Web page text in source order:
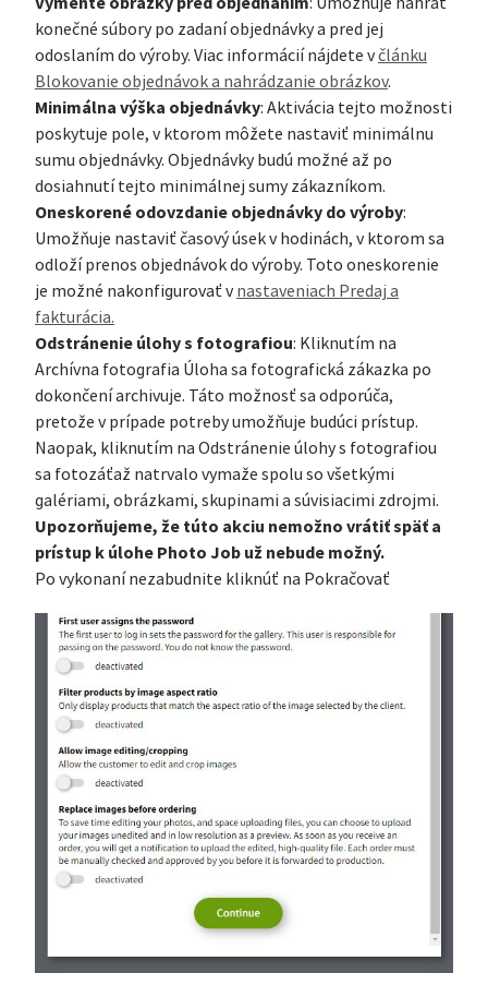
konečné súbory po zadaní objednávky a pred jej
odoslaním do výroby. Viac informácií nájdete včlánku
Blokovanie objednávok a nahrádzanie obrázkov.
Minimálna výška objednávky: Aktivácia tejto možnosti
poskytuje pole, v ktorom môžete nastaviť minimálnu
sumu objednávky. Objednávky budú možné až po
dosiahnutí tejto minimálnej sumy zákazníkom.
Oneskorené odovzdanie objednávky do výroby:
Umožňuje nastaviť časový úsek v hodinách, v ktorom sa
odloží prenos objednávok do výroby. Toto oneskorenie
je možné nakonfigurovať vnastaveniach Predaj a
fakturácia.
Odstránenie úlohy s fotografiou: Kliknutím na
Archívna fotografia Úloha sa fotografická zákazka po
dokončení archivuje. Táto možnosť sa odporúča,
pretože v prípade potreby umožňuje budúci prístup.
Naopak, kliknutím na Odstránenie úlohy s fotografiou
sa fotozáťaž natrvalo vymaže spolu so všetkými
galériami, obrázkami, skupinami a súvisiacimi zdrojmi.
Upozorňujeme, že túto akciu nemožno vrátiť späť a
prístup k úlohe Photo Job už nebude možný.
Po vykonaní nezabudnite kliknúť na Pokračovať